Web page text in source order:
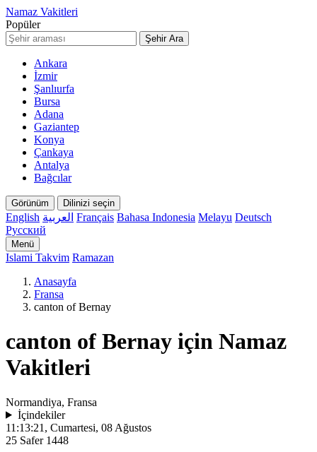
Namaz Vakitleri
Popüler
Şehir Ara
Ankara
İzmir
Şanlıurfa
Bursa
Adana
Gaziantep
Konya
Çankaya
Antalya
Bağcılar
Görünüm Dilinizi seçin
English العربية Français Bahasa Indonesia Melayu Deutsch
Русский
Menü
Islami Takvim Ramazan
Anasayfa
Fransa
canton of Bernay
canton of Bernay için Namaz
Vakitleri
Normandiya, Fransa
İçindekiler
11:13:21 , Cumartesi, 08 Ağustos
25 Safer 1448